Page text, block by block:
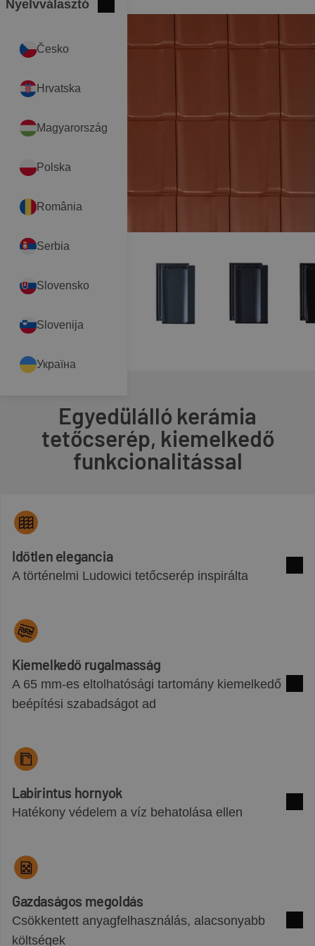
Egyedülálló kerámia
tetőcserép, kiemelkedő
funkcionalitással
Időtlen elegancia
A történelmi Ludowici tetőcserép inspirálta
Kiemelkedő rugalmasság
A 65 mm-es eltolhatósági tartomány kiemelkedő
beépítési szabadságot ad
Labirintus hornyok
Hatékony védelem a víz behatolása ellen
Gazdaságos megoldás
Csökkentett anyagfelhasználás, alacsonyabb
költségek
Nyelvválasztó
International
Česko
Hrvatska
Magyarország
Polska
România
Serbia
Slovensko
Slovenija
Україна